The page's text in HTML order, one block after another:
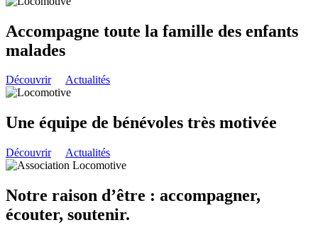
Accompagne toute la famille des enfants
malades
Découvrir Actualités
Une équipe de bénévoles très motivée
Découvrir Actualités
Notre raison d’être : accompagner,
écouter, soutenir.